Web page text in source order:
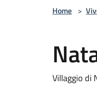
Home >
Villaggio di